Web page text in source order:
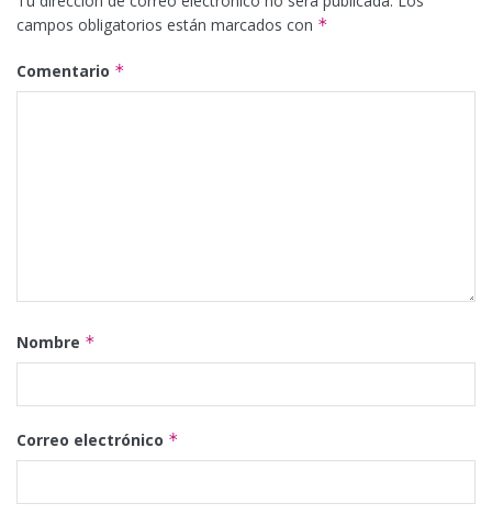
campos obligatorios están marcados con *
Comentario *
Nombre *
Correo electrónico *